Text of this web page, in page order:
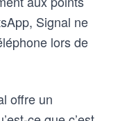
Signal ne
lors de
offre un